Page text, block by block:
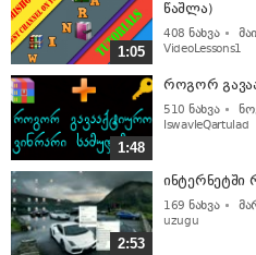
1:05
წაშლა)
408 ნახვა
VideoLessons1
1:48
როგორ
510 ნახვა
IswavleQartulad
2:53
ინტერნეტში
169 ნახვა
uzugu